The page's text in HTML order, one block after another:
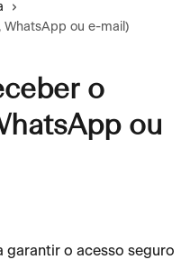
ou e-mail)
o
ou
garantir o acesso seguro